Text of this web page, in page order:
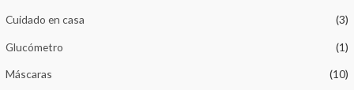
Cuidado en casa (3)
Glucómetro (1)
Máscaras (10)